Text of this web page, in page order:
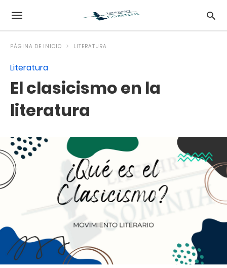
PÁGINA DE INICIO LITERATURA
Literatura
El clasicismo en la
literatura